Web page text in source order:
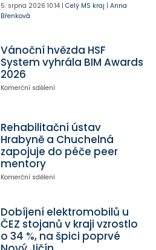
5. srpna 2026 10:14| Celý MS kraj | Anna
Břenková
Vánoční hvězda HSF
System vyhrála BIM Awards
2026
Komerční sdělení
Rehabilitační ústav
Hrabyně a Chuchelná
zapojuje do péče peer
mentory
Komerční sdělení
Dobíjení elektromobilů u
ČEZ stojanů v kraji vzrostlo
o 34 %, na špici poprvé